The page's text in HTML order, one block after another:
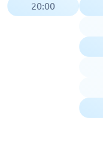
20:00